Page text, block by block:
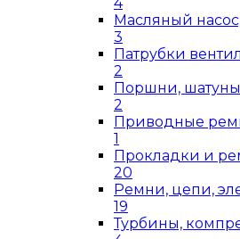
Масляный
3
Патрубки
2
Поршни,
2
Приводные
1
Прокладки и
20
Ремни, цепи,
19
Турбины,